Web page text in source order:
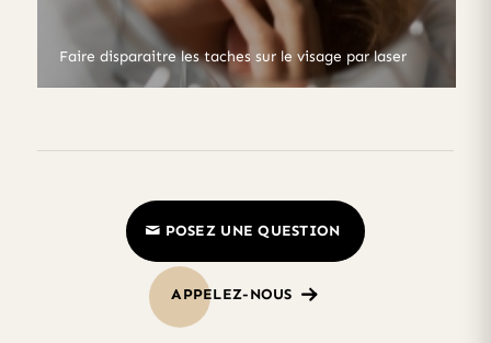
Faire disparaitre les taches sur le visage par laser
POSEZ UNE QUESTION
APPELEZ-NOUS